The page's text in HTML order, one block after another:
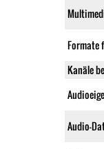
Formate
Kanäle
Audio-